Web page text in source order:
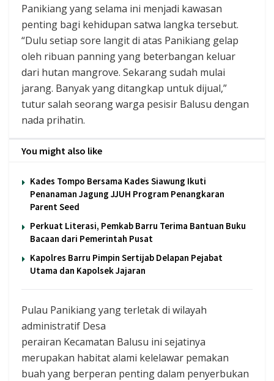
Panikiang yang selama ini menjadi kawasan
penting bagi kehidupan satwa langka tersebut.
“Dulu setiap sore langit di atas Panikiang gelap
oleh ribuan panning yang beterbangan keluar
dari hutan mangrove. Sekarang sudah mulai
jarang. Banyak yang ditangkap untuk dijual,”
tutur salah seorang warga pesisir Balusu dengan
nada prihatin.
You might also like
Kades Tompo Bersama Kades Siawung Ikuti
Penanaman Jagung JJUH Program Penangkaran
Parent Seed
Perkuat Literasi, Pemkab Barru Terima Bantuan Buku
Bacaan dari Pemerintah Pusat
Kapolres Barru Pimpin Sertijab Delapan Pejabat
Utama dan Kapolsek Jajaran
Pulau Panikiang yang terletak di wilayah
administratif Desa
perairan Kecamatan Balusu ini sejatinya
merupakan habitat alami kelelawar pemakan
buah yang berperan penting dalam penyerbukan